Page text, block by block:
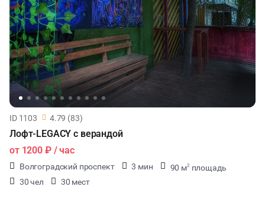
ID 1103 4.79 (83)
Лофт-LEGACY с верандой
от 1200 ₽/ час
Волгоградский проспект 3 мин 90 м2 площадь
30 чел
30 мест